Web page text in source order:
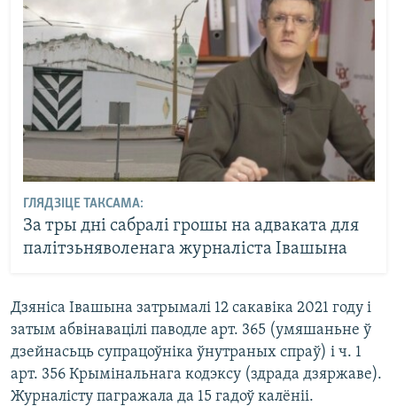
ГЛЯДЗІЦЕ ТАКСАМА:
За тры дні сабралі грошы на адваката для
палітзьняволенага журналіста Івашына
Дзяніса Івашына затрымалі 12 сакавіка 2021 году і
затым абвінавацілі паводле арт. 365 (умяшаньне ў
дзейнасьць супрацоўніка ўнутраных спраў) і ч. 1
арт. 356 Крымінальнага кодэксу (здрада дзяржаве).
Журналісту пагражала да 15 гадоў калёніі.